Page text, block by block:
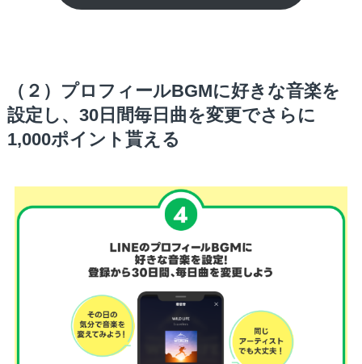
（２）プロフィールBGMに好きな音楽を
設定し、30日間毎日曲を変更でさらに
1,000ポイント貰える